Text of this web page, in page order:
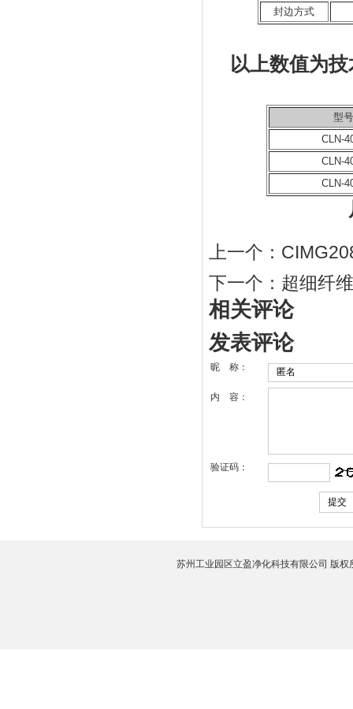
封边方式
以上数值为
型号
CLN-
CLN-
CLN-
上一个：
下一个： 超细纤
相关评论
发表评论
昵 称：
内 容：
验证码：
苏州工业园区立盈净化科技有限公司 版